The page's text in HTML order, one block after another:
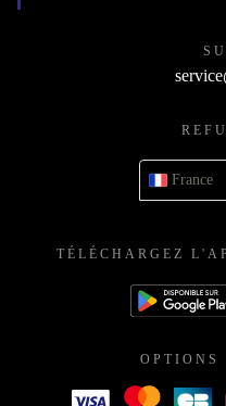
France
TÉLÉCHARGEZ
OPTIONS